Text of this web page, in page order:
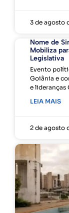
3 de agosto
Nome de
Mobiliza
Legislativa
Evento
Goiânia e
e lideranças
LEIA MAIS
2 de agosto